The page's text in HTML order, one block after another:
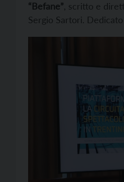
“Befane”, scritto e
Sergio Sartori.